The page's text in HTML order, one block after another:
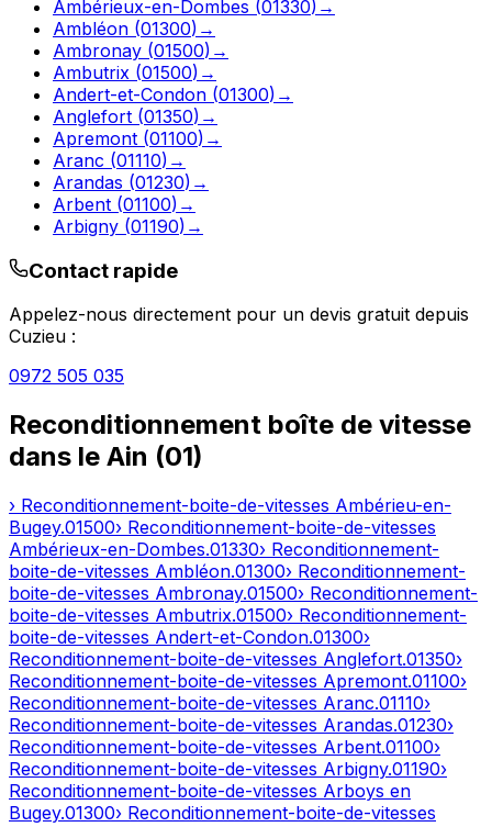
Ambérieux-en-Dombes (01330) →
Ambléon (01300) →
Ambronay (01500) →
Ambutrix (01500) →
Andert-et-Condon (01300) →
Anglefort (01350) →
Apremont (01100) →
Aranc (01110) →
Arandas (01230) →
Arbent (01100) →
Arbigny (01190) →
Contact rapide
Appelez-nous directement pour un devis gratuit depuis
Cuzieu :
0972 505 035
Reconditionnement boîte de vitesse
dans le Ain (01)
› Reconditionnement-boite-de-vitesses Ambérieu-en-
Bugey.01500› Reconditionnement-boite-de-vitesses
Ambérieux-en-Dombes.01330› Reconditionnement-
boite-de-vitesses Ambléon.01300› Reconditionnement-
boite-de-vitesses Ambronay.01500› Reconditionnement-
boite-de-vitesses Ambutrix.01500› Reconditionnement-
boite-de-vitesses Andert-et-Condon.01300›
Reconditionnement-boite-de-vitesses Anglefort.01350›
Reconditionnement-boite-de-vitesses Apremont.01100›
Reconditionnement-boite-de-vitesses Aranc.01110›
Reconditionnement-boite-de-vitesses Arandas.01230›
Reconditionnement-boite-de-vitesses Arbent.01100›
Reconditionnement-boite-de-vitesses Arbigny.01190›
Reconditionnement-boite-de-vitesses Arboys en
Bugey.01300› Reconditionnement-boite-de-vitesses